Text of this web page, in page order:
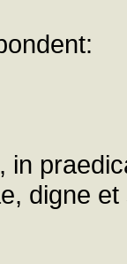
in
digne